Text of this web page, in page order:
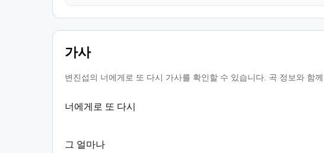
가사
변진섭의 너에게로 또 다시 가사를 확인할 수 있습니다. 곡 정보와 함
너에게로 또 다시
그 얼마나